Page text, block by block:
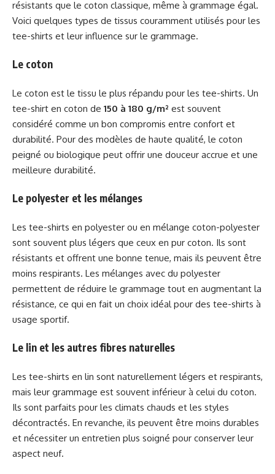
résistants que le coton classique, même à grammage égal.
Voici quelques types de tissus couramment utilisés pour les
tee-shirts et leur influence sur le grammage.
Le coton
Le coton est le tissu le plus répandu pour les tee-shirts. Un
tee-shirt en coton de 150 à 180 g/m² est souvent
considéré comme un bon compromis entre confort et
durabilité. Pour des modèles de haute qualité, le coton
peigné ou biologique peut offrir une douceur accrue et une
meilleure durabilité.
Le polyester et les mélanges
Les tee-shirts en polyester ou en mélange coton-polyester
sont souvent plus légers que ceux en pur coton. Ils sont
résistants et offrent une bonne tenue, mais ils peuvent être
moins respirants. Les mélanges avec du polyester
permettent de réduire le grammage tout en augmentant la
résistance, ce qui en fait un choix idéal pour des tee-shirts à
usage sportif.
Le lin et les autres fibres naturelles
Les tee-shirts en lin sont naturellement légers et respirants,
mais leur grammage est souvent inférieur à celui du coton.
Ils sont parfaits pour les climats chauds et les styles
décontractés. En revanche, ils peuvent être moins durables
et nécessiter un entretien plus soigné pour conserver leur
aspect neuf.